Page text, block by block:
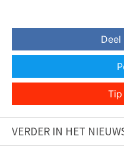
VERDER IN HET